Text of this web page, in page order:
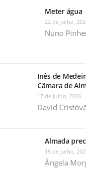
Meter água
22 de Julho,
Nuno
Inês de
Câmara de
17 de Julho, 2026
David
Almada
15 de Julho,
Ângela